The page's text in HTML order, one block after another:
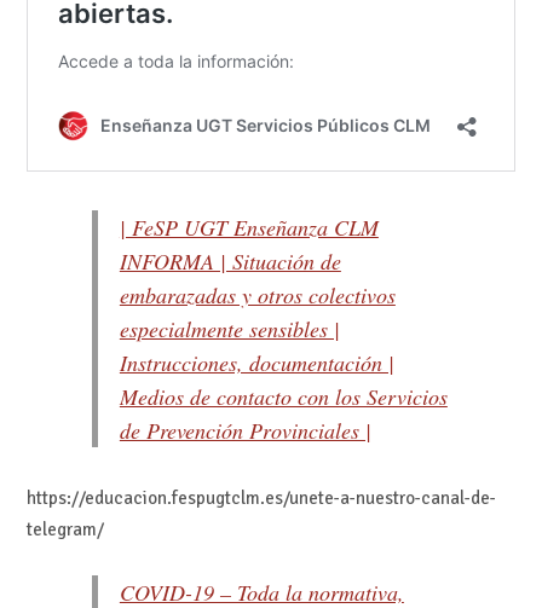
| FeSP UGT Enseñanza CLM
INFORMA | Situación de
embarazadas y otros colectivos
especialmente sensibles |
Instrucciones, documentación |
Medios de contacto con los Servicios
de Prevención Provinciales |
https://educacion.fespugtclm.es/unete-a-nuestro-canal-de-
telegram/
COVID-19 – Toda la normativa,